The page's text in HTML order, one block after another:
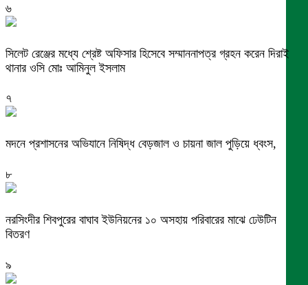
৬
সিলেট রেঞ্জের মধ্যে শ্রেষ্ট অফিসার হিসেবে সম্মাননাপত্র গ্রহন করেন দিরাই
থানার ওসি মোঃ আমিনুল ইসলাম
৭
মদনে প্রশাসনের অভিযানে নিষিদ্ধ বেড়জাল ও চায়না জাল পুড়িয়ে ধ্বংস,
৮
নরসিংদীর শিবপুরের বাঘাব ইউনিয়নের ১০ অসহায় পরিবারের মাঝে ঢেউটিন
বিতরণ
৯